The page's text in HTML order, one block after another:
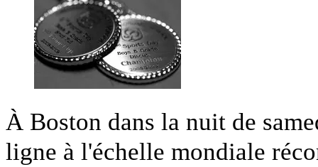
À Boston dans la nuit de
ligne à l'échelle mondiale